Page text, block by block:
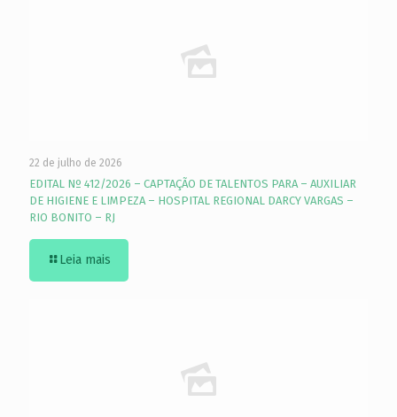
22 de julho de 2026
EDITAL Nº 412/2026 – CAPTAÇÃO DE TALENTOS PARA – AUXILIAR
DE HIGIENE E LIMPEZA – HOSPITAL REGIONAL DARCY VARGAS –
RIO BONITO – RJ
Leia mais